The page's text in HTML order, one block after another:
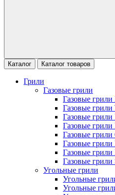
Каталог Каталог товаров
Грили
Газовые грили
Газовые грили
Газовые грили
Газовые грили
Газовые
Газовые грили
Газовые грили
Газовые грили
Газовые грили
Угольные грили
Угольные
Угольные